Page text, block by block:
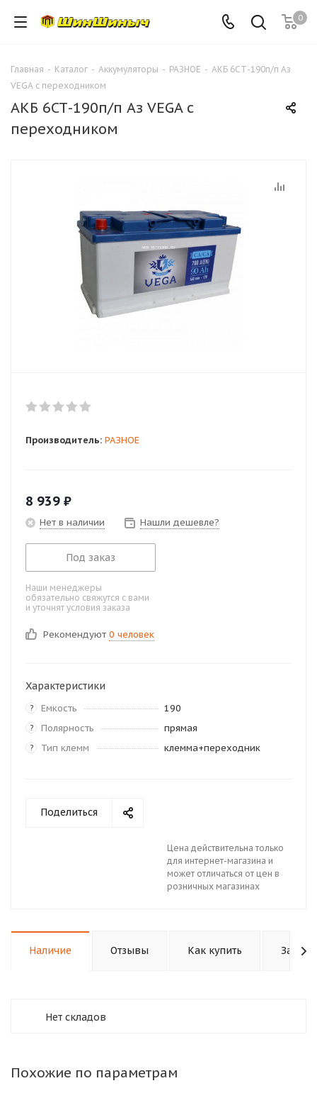
0
Главная - Каталог - Аккумуляторы - РАЗНОЕ - АКБ 6СТ-190п/п Аз
VEGA c переходником
АКБ 6СТ-190п/п Аз VEGA c
переходником
Производитель: РАЗНОЕ
8 939 ₽
Нет в наличии Нашли дешевле?
Под заказ
Наши менеджеры
обязательно свяжутся с вами
и уточнят условия заказа
Рекомендуют 0 человек
Характеристики
? Емкость 190
? Полярность прямая
? Тип клемм клемма+переходник
Поделиться
Цена действительна только
для интернет-магазина и
может отличаться от цен в
розничных магазинах
Наличие Отзывы Как купить
Нет складов
Похожие по параметрам